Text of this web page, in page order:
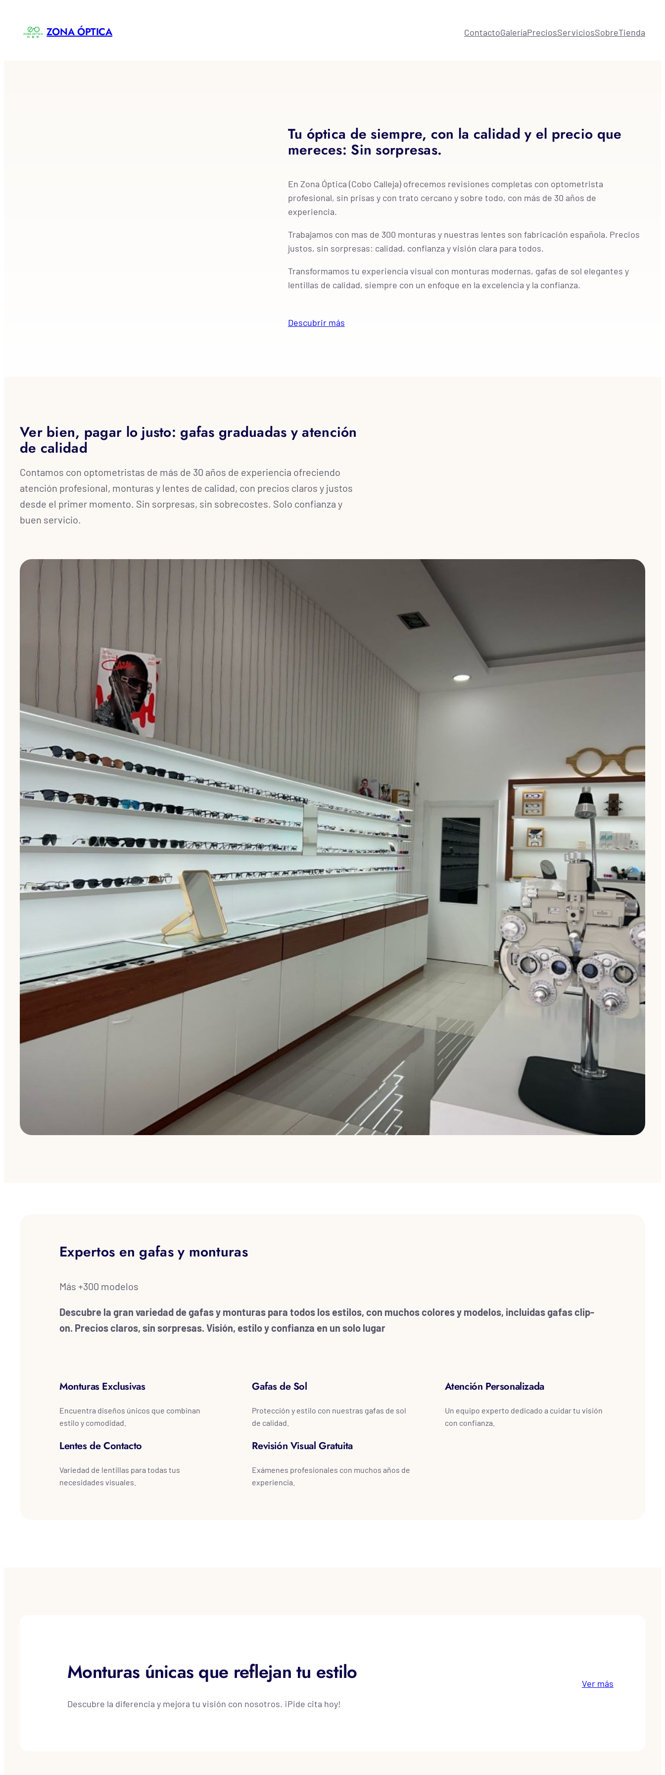
contenido ZONA ÓPTICA ContactoGaleríaPreciosServiciosSobreTienda
Tu óptica de siempre, con la calidad y el precio que
mereces: Sin sorpresas.
En Zona Óptica (Cobo Calleja) ofrecemos revisiones completas con optometrista
profesional, sin prisas y con trato cercano y sobre todo, con más de 30 años de
experiencia.
Trabajamos con mas de 300 monturas y nuestras lentes son fabricación española. Precios
justos, sin sorpresas: calidad, confianza y visión clara para todos.
Transformamos tu experiencia visual con monturas modernas, gafas de sol elegantes y
lentillas de calidad, siempre con un enfoque en la excelencia y la confianza.
Descubrir más
Ver bien, pagar lo justo: gafas graduadas y atención
de calidad
Contamos con optometristas de más de 30 años de experiencia ofreciendo
atención profesional, monturas y lentes de calidad, con precios claros y justos
desde el primer momento. Sin sorpresas, sin sobrecostes. Solo confianza y
buen servicio.
Expertos en gafas y monturas
Más +300 modelos
Descubre la gran variedad de gafas y monturas para todos los estilos, con muchos colores y modelos, incluidas gafas clip-
on. Precios claros, sin sorpresas. Visión, estilo y confianza en un solo lugar
Monturas Exclusivas
Encuentra diseños únicos que combinan
estilo y comodidad.
Lentes de Contacto
Variedad de lentillas para todas tus
necesidades visuales.
Gafas de Sol
Protección y estilo con nuestras gafas de sol
de calidad.
Revisión Visual Gratuita
Exámenes profesionales con muchos años de
experiencia.
Atención Personalizada
Un equipo experto dedicado a cuidar tu visión
con confianza.
Monturas únicas que reflejan tu estilo
Descubre la diferencia y mejora tu visión con nosotros. ¡Pide cita hoy!
Ver más